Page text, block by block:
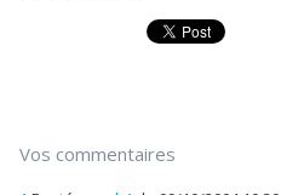
Vos commentaires